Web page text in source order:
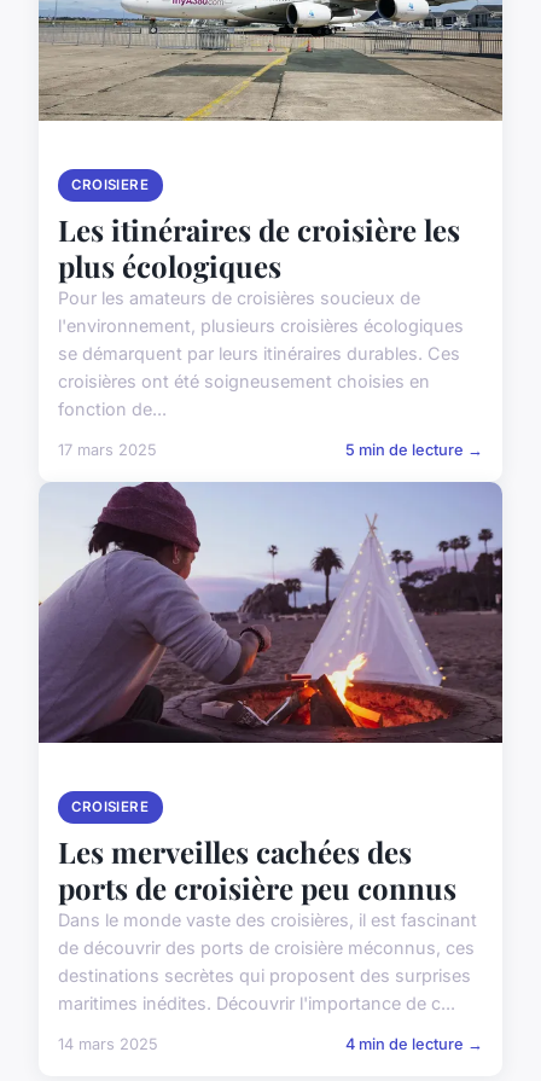
CROISIERE
Les itinéraires de croisière les
plus écologiques
Pour les amateurs de croisières soucieux de
l'environnement, plusieurs croisières écologiques
se démarquent par leurs itinéraires durables. Ces
croisières ont été soigneusement choisies en
fonction de...
17 mars 2025 5 min de lecture →
CROISIERE
Les merveilles cachées des
ports de croisière peu connus
Dans le monde vaste des croisières, il est fascinant
de découvrir des ports de croisière méconnus, ces
destinations secrètes qui proposent des surprises
maritimes inédites. Découvrir l'importance de c...
14 mars 2025 4 min de lecture →